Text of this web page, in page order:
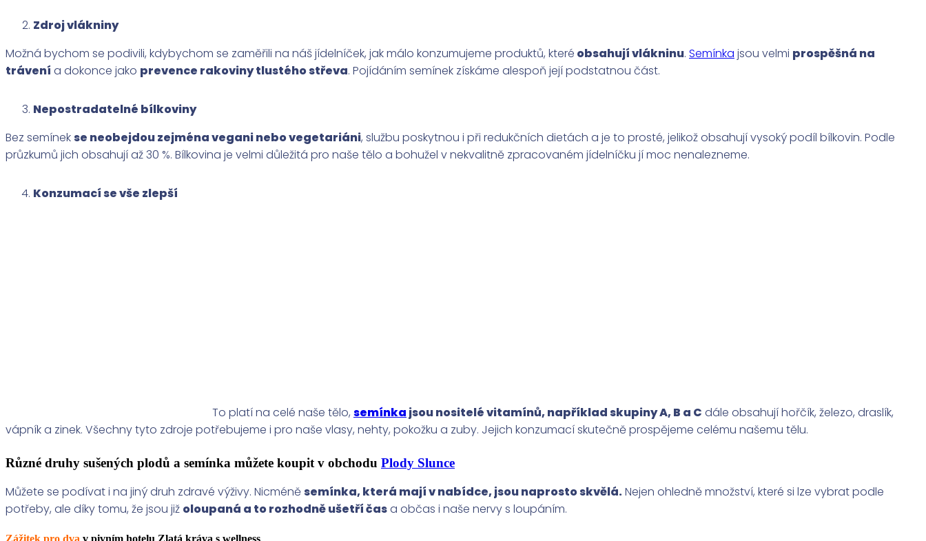
Zdroj vlákniny
Možná bychom se podivili, kdybychom se zaměřili na náš jídelníček, jak málo konzumujeme produktů, které obsahují vlákninu. Semínka jsou velmi prospěšná na
trávení a dokonce jako prevence rakoviny tlustého střeva. Pojídáním semínek získáme alespoň její podstatnou část.
Nepostradatelné bílkoviny
Bez semínekse neobejdou zejména vegani nebo vegetariáni, službu poskytnou i při redukčních dietách a je to prosté, jelikož obsahují vysoký podíl bílkovin. Podle
průzkumů jich obsahují až 30 %. Bílkovina je velmi důležitá pro naše tělo a bohužel v nekvalitně zpracovaném jídelníčku jí moc nenalezneme.
Konzumací se vše zlepší
To platí na celé naše tělo, semínka jsou nositelé vitamínů, například skupiny A, B a C dále obsahují hořčík, železo, draslík,
vápník a zinek. Všechny tyto zdroje potřebujeme i pro naše vlasy, nehty, pokožku a zuby. Jejich konzumací skutečně prospějeme celému našemu tělu.
Různé druhy sušených plodů a semínka můžete koupit v obchodu Plody Slunce
Můžete se podívat i na jiný druh zdravé výživy. Nicméněsemínka, která mají v nabídce, jsou naprosto skvělá.Nejen ohledně množství, které si lze vybrat podle
potřeby, ale díky tomu, že jsou již oloupaná a to rozhodně ušetří časa občas i naše nervy s loupáním.
Zážitek pro dva v pivním hotelu Zlatá kráva s wellness